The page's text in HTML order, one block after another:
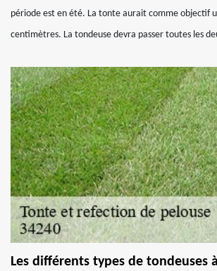
période est en été. La tonte aurait comme objectif
centimètres. La tondeuse devra passer toutes les
Les différents types de tondeuses